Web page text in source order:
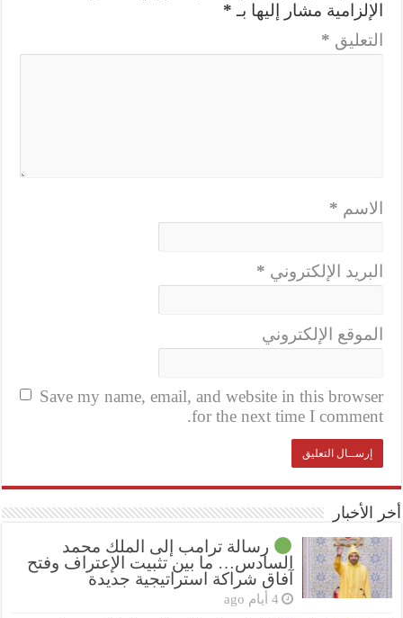
الإلزامية مشار إليها بـ *
التعليق *
الاسم *
البريد الإلكتروني *
الموقع الإلكتروني
Save my name, email, and website in this browser
for the next time I comment.
أخر الأخبار
رسالة ترامب إلى الملك محمد
السادس… ما بين تثبيت الإعتراف وفتح
آفاق شراكة استراتيجية جديدة
4 أيام ago